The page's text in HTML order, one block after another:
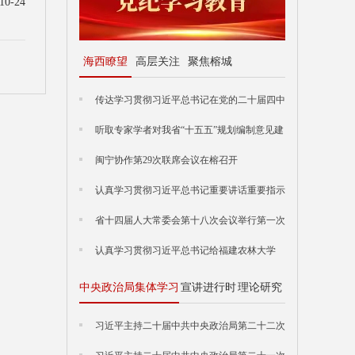
海西瞭望 高层关注 聚焦榕城
传达学习贯彻习近平总书记在党的二十届四中
听取专家学者对我省“十五五”规划编制意见建
闽宁协作第29次联席会议在榕召开
认真学习贯彻习近平总书记重要讲话重要指示
省十四届人大常委会第十八次会议举行第一次
认真学习贯彻习近平总书记给福建农林大学
中央政治局集体学习 宣讲进行时理论研究
习近平主持二十届中共中央政治局第二十二次